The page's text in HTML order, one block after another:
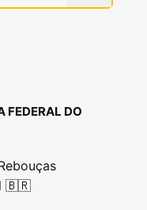
FEDERAL DO
🇧🇷